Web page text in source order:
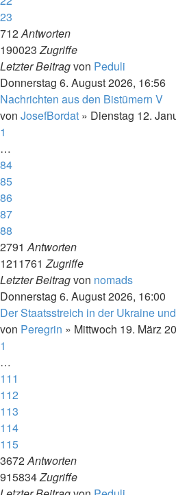
23
712Antworten
190023Zugriffe
Letzter Beitragvon Peduli
Donnerstag 6. August 2026, 16:56
Nachrichten aus den Bistümern V
von JosefBordat » Dienstag 12.
1
…
84
85
86
87
88
2791Antworten
1211761Zugriffe
Letzter Beitragvon nomads
Donnerstag 6. August 2026, 16:00
Der Staatsstreich in der Ukraine
von Peregrin » Mittwoch 19. März
1
…
111
112
113
114
115
3672Antworten
915834Zugriffe